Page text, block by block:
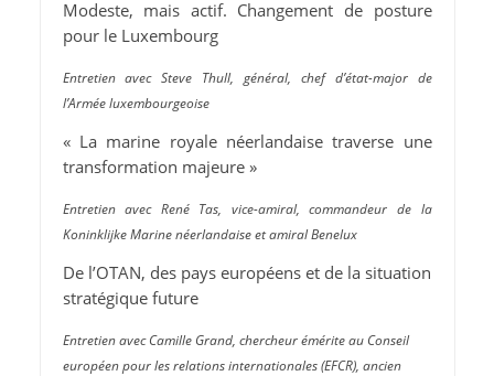
Modeste, mais actif. Changement de posture
pour le Luxembourg
Entretien avec Steve Thull, général, chef d’état-major de
l’Armée luxembourgeoise
« La marine royale néerlandaise traverse une
transformation majeure »
Entretien avec René Tas, vice-amiral, commandeur de la
Koninklijke Marine néerlandaise et amiral Benelux
De l’OTAN, des pays européens et de la situation
stratégique future
Entretien avec Camille Grand, chercheur émérite au Conseil
européen pour les relations internationales (EFCR), ancien